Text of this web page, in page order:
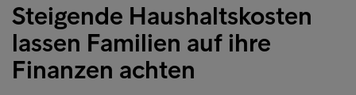
Steigende Haushaltskosten
lassen Familien auf ihre
Finanzen achten